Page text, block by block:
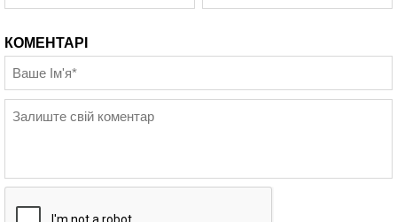
КОМЕНТАРІ